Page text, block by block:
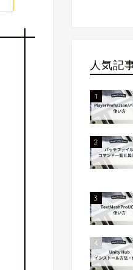
人気記
1
2
3
4